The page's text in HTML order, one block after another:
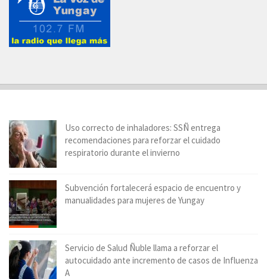
Uso correcto de inhaladores: SSÑ entrega
recomendaciones para reforzar el cuidado
respiratorio durante el invierno
Subvención fortalecerá espacio de encuentro y
manualidades para mujeres de Yungay
Servicio de Salud Ñuble llama a reforzar el
autocuidado ante incremento de casos de Influenza
A